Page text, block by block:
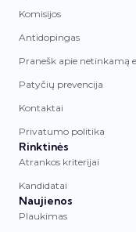
Komisijos
Antidopingas
Pranešk apie netinkamą
Patyčių prevencija
Kontaktai
Privatumo politika
Rinktinės
Atrankos kriterijai
Kandidatai
Naujienos
Plaukimas